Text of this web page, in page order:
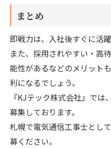
まとめ
即戦力は、入社後すぐに活
また、採用されやすい・高
能性があるなどのメリット
利になるでしょう。
『KJテック株式会社』で
募集しております。
札幌で電気通信工事士とし
募ください。